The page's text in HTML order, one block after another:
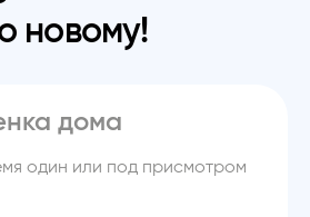
новому!
дома
один или под присмотром